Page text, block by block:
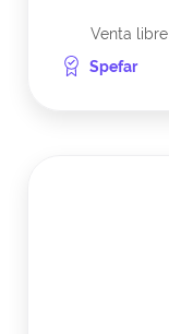
Venta libre
Spefar